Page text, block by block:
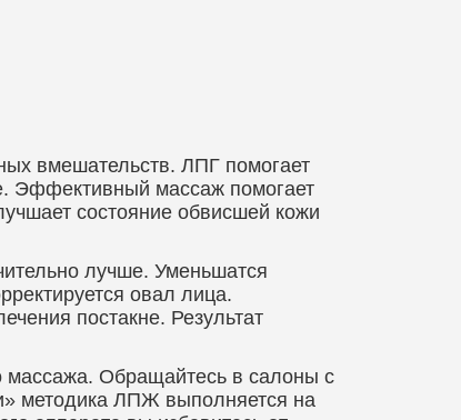
вмешательств. ЛПГ помогает
Эффективный массаж помогает
состояние обвисшей кожи
лучше. Уменьшатся
овал лица.
постакне. Результат
массажа. Обращайтесь в салоны с
методика ЛПЖ выполняется на